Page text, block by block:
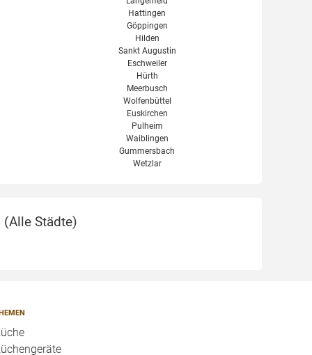
Hattingen
Göppingen
Hilden
Sankt Augustin
Eschweiler
Hürth
Meerbusch
Wolfenbüttel
Euskirchen
Pulheim
Waiblingen
Gummersbach
Wetzlar
(Alle Städte)